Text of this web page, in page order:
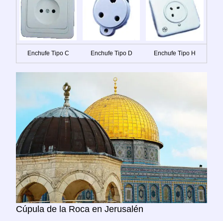
Enchufe Tipo C Enchufe Tipo D Enchufe Tipo H
Cúpula de la Roca en Jerusalén